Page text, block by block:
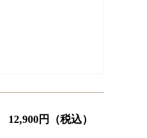
12,900 円（税込）